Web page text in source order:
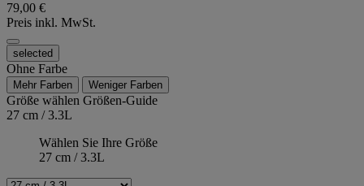
79,00 €
Preis inkl. MwSt.
selected
Ohne Farbe
Mehr Farben Weniger Farben
Größe wählen Größen-Guide
27 cm / 3.3L
Wählen Sie Ihre Größe
27 cm / 3.3L